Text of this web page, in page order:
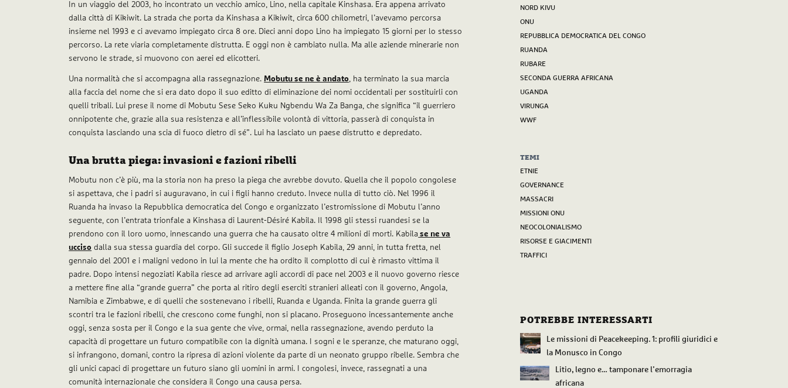
In un viaggio del 2003, ho incontrato un vecchio amico, Lino, nella capitale Kinshasa. Era appena arrivato
dalla città di Kikiwit. La strada che porta da Kinshasa a Kikiwit, circa 600 chilometri, l’avevamo percorsa
insieme nel 1993 e ci avevamo impiegato circa 8 ore. Dieci anni dopo Lino ha impiegato 15 giorni per lo stesso
percorso. La rete viaria completamente distrutta. E oggi non è cambiato nulla. Ma alle aziende minerarie non
servono le strade, si muovono con aerei ed elicotteri.
Una normalità che si accompagna alla rassegnazione.Mobutu se ne è andato, ha terminato la sua marcia
alla faccia del nome che si era dato dopo il suo editto di eliminazione dei nomi occidentali per sostituirli con
quelli tribali. Lui prese il nome di Mobutu Sese Seko Kuku Ngbendu Wa Za Banga, che significa “il guerriero
onnipotente che, grazie alla sua resistenza e all’inflessibile volontà di vittoria, passerà di conquista in
conquista lasciando una scia di fuoco dietro di sé”. Lui ha lasciato un paese distrutto e depredato.
Una brutta piega: invasioni e fazioni ribelli
Mobutu non c’è più, ma la storia non ha preso la piega che avrebbe dovuto. Quella che il popolo congolese
si aspettava, che i padri si auguravano, in cui i figli hanno creduto. Invece nulla di tutto ciò. Nel 1996 il
Ruanda ha invaso la Repubblica democratica del Congo e organizzato l’estromissione di Mobutu l’anno
seguente, con l’entrata trionfale a Kinshasa di Laurent-Désiré Kabila. Il 1998 gli stessi ruandesi se la
prendono con il loro uomo, innescando una guerra che ha causato oltre 4 milioni di morti. Kabila se ne va
ucciso dalla sua stessa guardia del corpo. Gli succede il figlio Joseph Kabila, 29 anni, in tutta fretta, nel
gennaio del 2001 e i maligni vedono in lui la mente che ha ordito il complotto di cui è rimasto vittima il
padre. Dopo intensi negoziati Kabila riesce ad arrivare agli accordi di pace nel 2003 e il nuovo governo riesce
a mettere fine alla “grande guerra” che porta al ritiro degli eserciti stranieri alleati con il governo, Angola,
Namibia e Zimbabwe, e di quelli che sostenevano i ribelli, Ruanda e Uganda. Finita la grande guerra gli
scontri tra le fazioni ribelli, che crescono come funghi, non si placano. Proseguono incessantemente anche
oggi, senza sosta per il Congo e la sua gente che vive, ormai, nella rassegnazione, avendo perduto la
capacità di progettare un futuro compatibile con la dignità umana. I sogni e le speranze, che maturano oggi,
si infrangono, domani, contro la ripresa di azioni violente da parte di un neonato gruppo ribelle. Sembra che
gli unici capaci di progettare un futuro siano gli uomini in armi. I congolesi, invece, rassegnati a una
comunità internazionale che considera il Congo una causa persa.
NORD KIVU
ONU
REPUBBLICA DEMOCRATICA DEL CONGO
RUANDA
RUBARE
SECONDA GUERRA AFRICANA
UGANDA
VIRUNGA
WWF
TEMI
ETNIE
GOVERNANCE
MASSACRI
MISSIONI ONU
NEOCOLONIALISMO
RISORSE E GIACIMENTI
TRAFFICI
POTREBBE INTERESSARTI
Le missioni di Peacekeeping. 1: profili giuridici e
la Monusco in Congo
Litio, legno e… tamponare l’emorragia
africana